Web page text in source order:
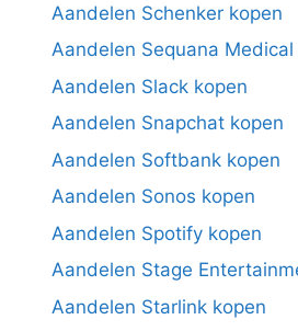
Aandelen Schenker kopen
Aandelen Sequana Medical
Aandelen Slack kopen
Aandelen Snapchat kopen
Aandelen Softbank kopen
Aandelen Sonos kopen
Aandelen Spotify kopen
Aandelen Stage
Aandelen Starlink kopen